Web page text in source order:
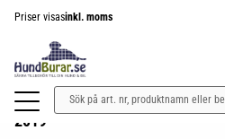
Priser visasinkl. moms
2019